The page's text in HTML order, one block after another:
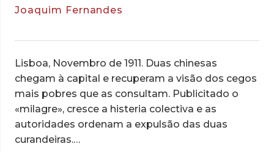
Joaquim Fernandes
Lisboa, Novembro de 1911. Duas chinesas
chegam à capital e recuperam a visão dos cegos
mais pobres que as consultam. Publicitado o
«milagre», cresce a histeria colectiva e as
autoridades ordenam a expulsão das duas
curandeiras.…